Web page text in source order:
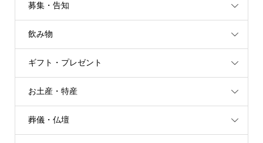
募集・告知
飲み物
ギフト・プレゼント
お土産・特産
葬儀・仏壇